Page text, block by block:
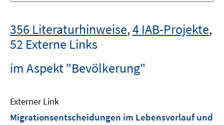
356 Literaturhinweise,4 IAB-Projekte,
52 Externe Links
im Aspekt "Bevölkerung"
Externer Link
Migrationsentscheidungen im Lebensverlauf und